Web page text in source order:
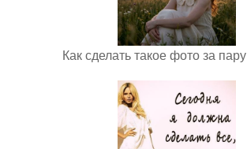
Как сделать такое фото за